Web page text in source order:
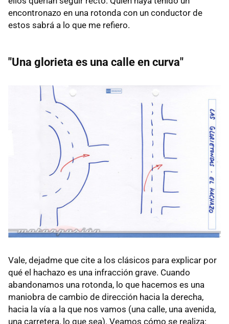
encontronazo en una rotonda con un conductor de
estos sabrá a lo que me refiero.
"Una glorieta es una calle en curva"
Vale, dejadme que cite a los clásicos para explicar por
qué el hachazo es una infracción grave. Cuando
abandonamos una rotonda, lo que hacemos es una
maniobra de cambio de dirección hacia la derecha,
hacia la vía a la que nos vamos (una calle, una avenida,
una carretera, lo que sea). Veamos cómo se realiza: